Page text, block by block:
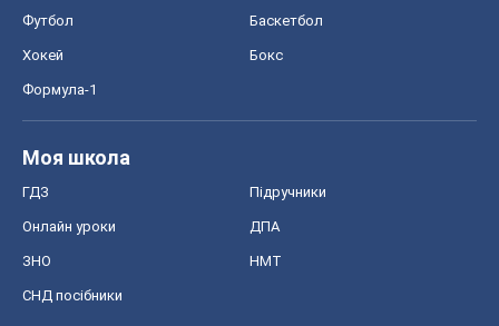
Футбол Баскетбол
Хокей Бокс
Формула-1
Моя школа
ГДЗ Підручники
Онлайн уроки ДПА
ЗНО НМТ
СНД посібники